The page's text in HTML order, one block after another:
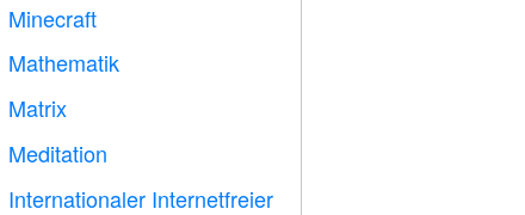
Minecraft
Mathematik
Matrix
Meditation
Internationaler Internetfreier